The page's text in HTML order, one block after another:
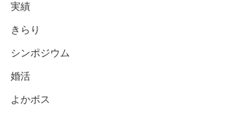
実績
きらり
シンポジウム
婚活
よかボス